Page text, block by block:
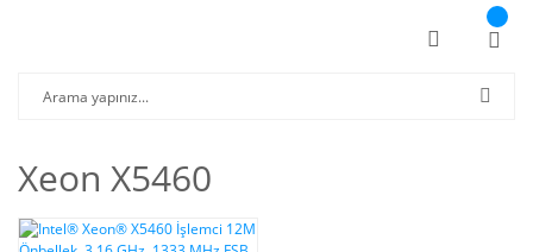
Xeon X5460